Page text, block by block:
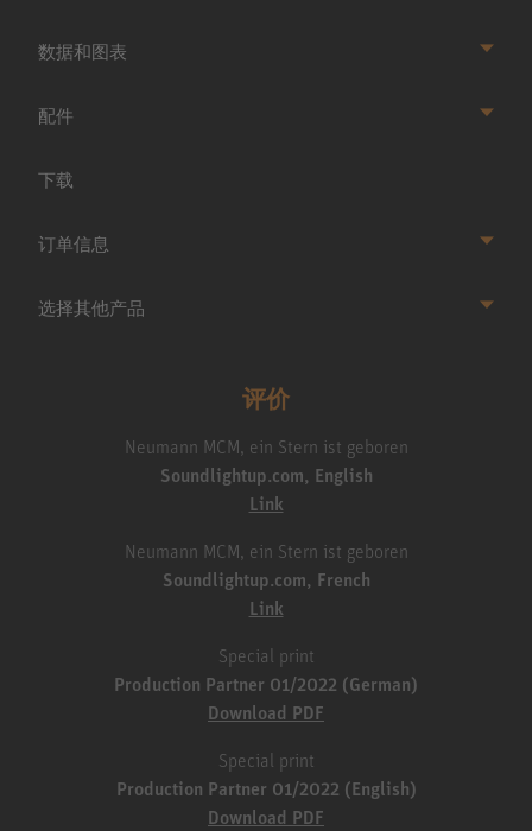
数据和图表
配件
下载
订单信息
选择其他产品
评价
Neumann MCM, ein Stern ist geboren
Soundlightup.com, English
Link
Neumann MCM, ein Stern ist geboren
Soundlightup.com, French
Link
Special print
Production Partner 01/2022 (German)
Download PDF
Special print
Production Partner 01/2022 (English)
Download PDF